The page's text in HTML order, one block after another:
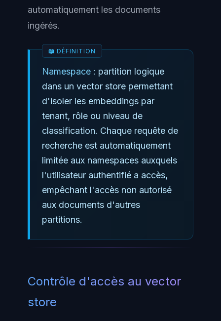
automatiquement les documents
ingérés.
Namespace : partition logique
dans un vector store permettant
d'isoler les embeddings par
tenant, rôle ou niveau de
classification. Chaque requête de
recherche est automatiquement
limitée aux namespaces auxquels
l'utilisateur authentifié a accès,
empêchant l'accès non autorisé
aux documents d'autres
partitions.
Contrôle d'accès au vector
store